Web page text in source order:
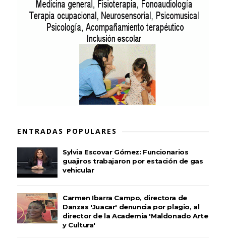
ENTRADAS POPULARES
Sylvia Escovar Gómez: Funcionarios
guajiros trabajaron por estación de gas
vehicular
Carmen Ibarra Campo, directora de
Danzas 'Juacar' denuncia por plagio, al
director de la Academia 'Maldonado Arte
y Cultura'